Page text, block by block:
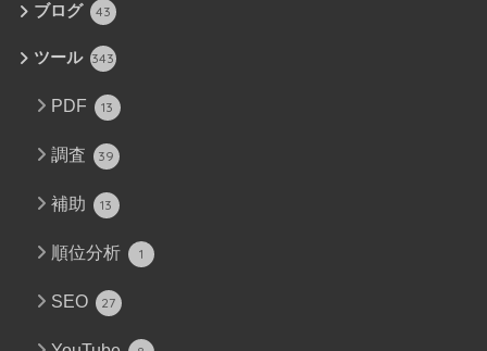
ブログ 43
ツール 343
PDF 13
調査 39
補助 13
順位分析 1
SEO 27